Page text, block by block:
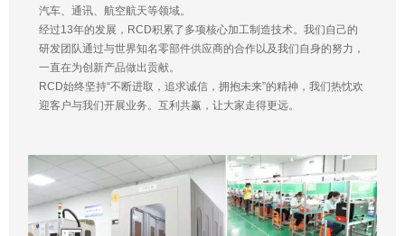
汽车、通讯、航空航天等领域。
经过13年的发展，RCD积累了多项核心加工制造技术。我们自己的
研发团队通过与世界知名零部件供应商的合作以及我们自身的努力，
一直在为创新产品做出贡献。
RCD始终坚持“不断进取，追求诚信，拥抱未来”的精神，我们热忱欢
迎客户与我们开展业务。互利共赢，让大家走得更远。